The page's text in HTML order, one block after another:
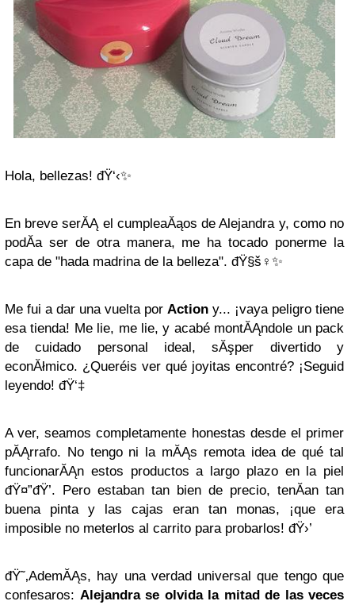
Hola, bellezas! đŸ‘‹✨
En breve serĂĄ el cumpleaĂąos de Alejandra y, como no
podĂ­a ser de otra manera, me ha tocado ponerme la
capa de "hada madrina de la belleza". đŸ§š‍♀️✨
Me fui a dar una vuelta por Action y... ¡vaya peligro tiene
esa tienda! Me lie, me lie, y acabé montĂĄndole un pack
de cuidado personal ideal, sĂşper divertido y
econĂłmico. ¿Queréis ver qué joyitas encontré? ¡Seguid
leyendo! đŸ‘‡
A ver, seamos completamente honestas desde el primer
pĂĄrrafo. No tengo ni la mĂĄs remota idea de qué tal
funcionarĂĄn estos productos a largo plazo en la piel
đŸ¤”đŸ’­. Pero estaban tan bien de precio, tenĂ­an tan
buena pinta y las cajas eran tan monas, ¡que era
imposible no meterlos al carrito para probarlos! đŸ›’
đŸ˜‚AdemĂĄs, hay una verdad universal que tengo que
confesaros: Alejandra se olvida la mitad de las veces